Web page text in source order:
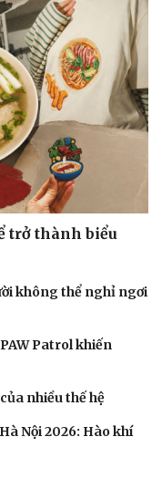
trở thành biểu
không thể nghỉ ngơi
Patrol khiến
nhiều thế hệ
Nội 2026: Hào khí